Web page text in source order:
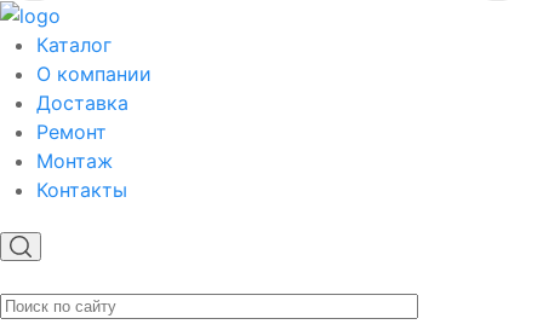
Каталог
О компании
Доставка
Ремонт
Монтаж
Контакты